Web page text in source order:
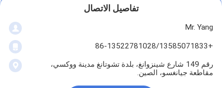
تفاصيل الاتصال
Mr. Yang
+86-13522781028/13585071833
رقم 149 شارع شينزوانغ، بلدة تشوتانغ مدينة ووكسي،
مقاطعة جيانغسو، الصين.